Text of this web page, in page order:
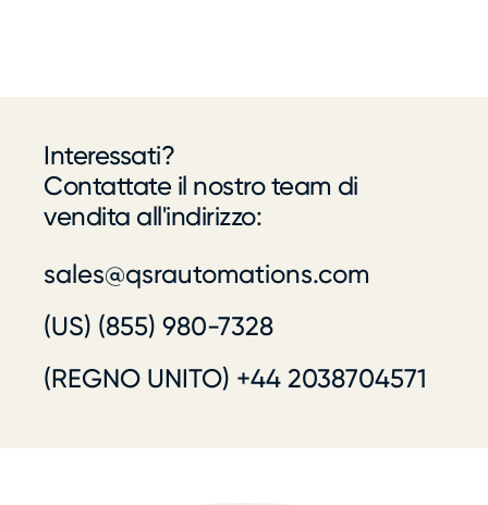
Interessati?
Contattate il nostro team di
vendita all'indirizzo:
sales@qsrautomations.com
(US) (855) 980-7328
(REGNO UNITO) +44 2038704571